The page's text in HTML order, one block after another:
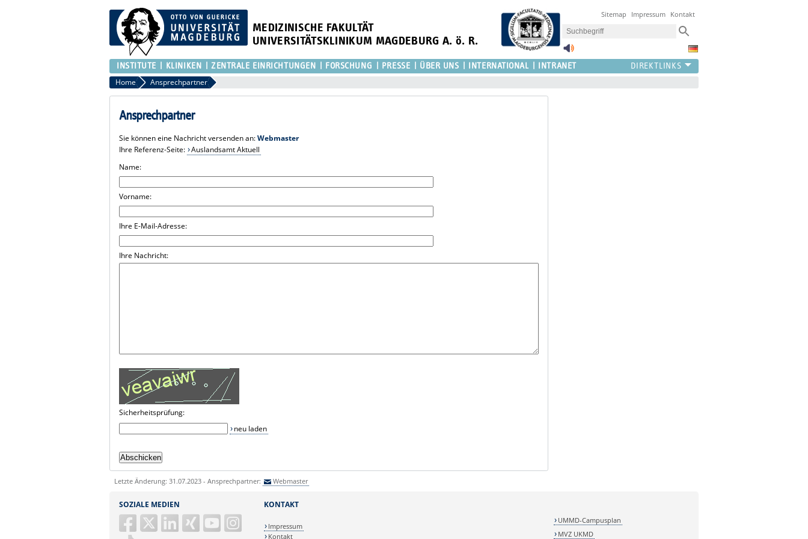
MEDIZINISCHE FAKULTÄT
UNIVERSITÄTSKLINIKUM MAGDEBURG A. ö. R.
Sitemap Impressum Kontakt
INSTITUTE KLINIKEN ZENTRALE EINRICHTUNGEN FORSCHUNG PRESSE ÜBER UNS INTERNATIONAL INTRANET
Home Ansprechpartner
Ansprechpartner
Sie können eine Nachricht versenden an:Webmaster
Ihre Referenz-Seite: Auslandsamt Aktuell
Name:
Vorname:
Ihre E-Mail-Adresse:
Ihre Nachricht:
Sicherheitsprüfung:
neu laden
Letzte Änderung: 31.07.2023 - Ansprechpartner: Webmaster
SOZIALE MEDIEN KONTAKT
Impressum
Kontakt
UMMD-Campusplan
MVZ UKMD